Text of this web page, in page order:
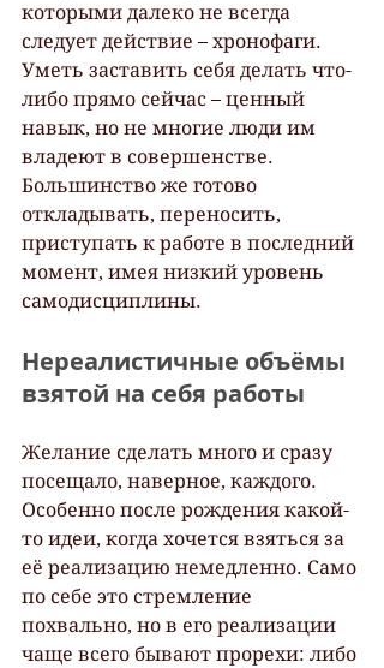
которыми далеко не всегда
следует действие – хронофаги.
Уметь заставить себя делать что-
либо прямо сейчас – ценный
навык, но не многие люди им
владеют в совершенстве.
Большинство же готово
откладывать, переносить,
приступать к работе в последний
момент, имея низкий уровень
самодисциплины.
Нереалистичные объёмы
взятой на себя работы
Желание сделать много и сразу
посещало, наверное, каждого.
Особенно после рождения какой-
то идеи, когда хочется взяться за
её реализацию немедленно. Само
по себе это стремление
похвально, но в его реализации
чаще всего бывают прорехи: либо